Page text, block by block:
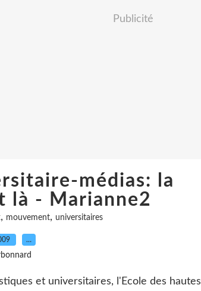
Publicité
médias: la
là - Marianne2
, mouvement, universitaires
…
et universitaires, l'Ecole des hautes